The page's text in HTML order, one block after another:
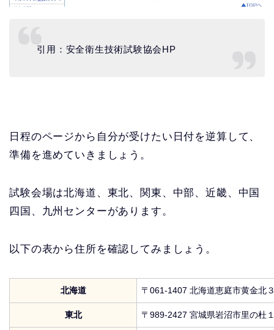
引用：安全衛生技術試験協会HP
日程のページから自分が受けたい日付を逆算して、
準備を進めていきましょう。
試験会場は北海道、東北、関東、中部、近畿、中国
四国、九州センターがあります。
以下の表から住所を確認してみましょう。
北海道 〒061-1407 北海道恵庭市黄金北
東北 〒989-2427 宮城県岩沼市里の杜